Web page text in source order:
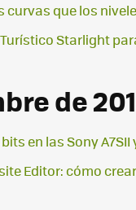
curvas que los
Starlight
de
en las Sony A7SII
Editor: cómo